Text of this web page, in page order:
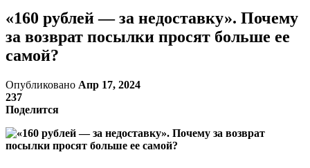
«160 рублей — за недоставку». Почему
за возврат посылки просят больше ее
самой?
Опубликовано Апр 17, 2024
237
Поделится